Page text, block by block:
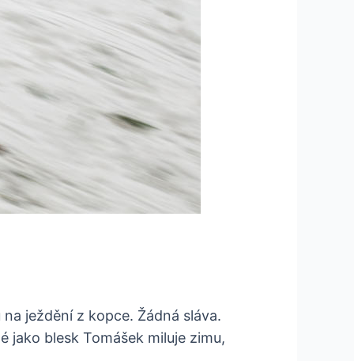
ježdění z kopce. Žádná sláva.
jako blesk Tomášek miluje zimu,